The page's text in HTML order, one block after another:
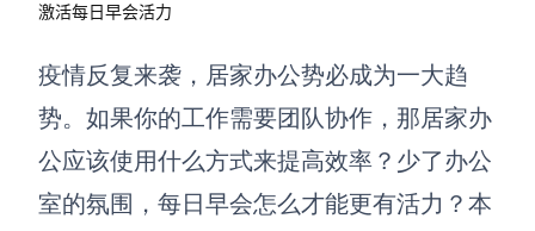
博思白板离线版
博思设计
一体化产品设计工具
AI生成PPT，支持在线编辑
激活每日早会活力
疫情反复来袭，居家办公势必成为一大趋
势。如果你的工作需要团队协作，那居家办
公应该使用什么方式来提高效率？少了办公
室的氛围，每日早会怎么才能更有活力？本